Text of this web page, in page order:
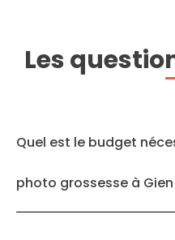
Les
Quel est le budget
photo grossesse à Gien